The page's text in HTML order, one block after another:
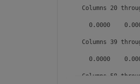
Columns 20
0.0000
Columns 39
0.0000
Columns 58